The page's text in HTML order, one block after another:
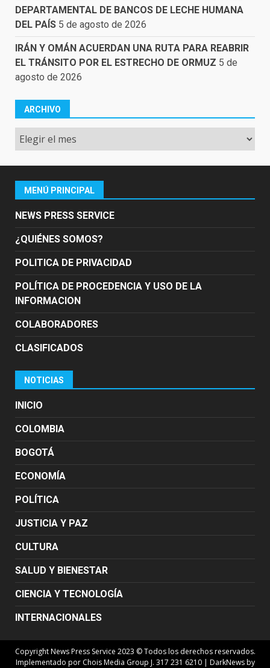
DEPARTAMENTAL DE BANCOS DE LECHE HUMANA
DEL PAÍS 5 de agosto de 2026
IRÁN Y OMÁN ACUERDAN UNA RUTA PARA REABRIR
EL TRÁNSITO POR EL ESTRECHO DE ORMUZ 5 de
agosto de 2026
ARCHIVO
Archivo
MENÚ PRINCIPAL
NEWS PRESS SERVICE
¿QUIÉNES SOMOS?
POLITICA DE PRIVACIDAD
POLÍTICA DE PROCEDENCIA Y USO DE LA
INFORMACION
COLABORADORES
CLASIFICADOS
NOTICIAS
INICIO
COLOMBIA
BOGOTÁ
ECONOMÍA
POLÍTICA
JUSTICIA Y PAZ
CULTURA
SALUD Y BIENESTAR
CIENCIA Y TECNOLOGÍA
INTERNACIONALES
Copyright News Press Service 2023 © Todos los derechos reservados.
Implementado por Chois Media Group J. 317 231 6210 | DarkNewsby